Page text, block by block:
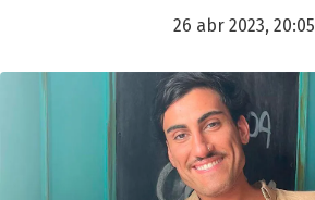
26 abr 2023, 20:05